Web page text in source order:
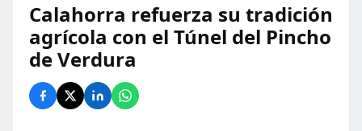
Calahorra refuerza su tradición
agrícola con el Túnel del Pincho
de Verdura